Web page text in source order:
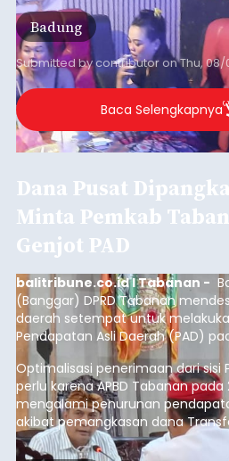
Badung
Submitted bycontributoronThu,
Baca Selengkapnya
Dana Pusat
Minta Pemkab
Genjot PAD
balitribune.co.id I Tabanan -
(Banggar) DPRD Tabanan
daerah setempat untuk
Pendapatan Asli Daerah (PAD)
anggaran 2027.
Optimalisasi penerimaan dari sisi
perlu karena APBD Tabanan pada
mengalami penurunan
akibat pemangkasan dana
Daerah (TKD) dari pemerintah